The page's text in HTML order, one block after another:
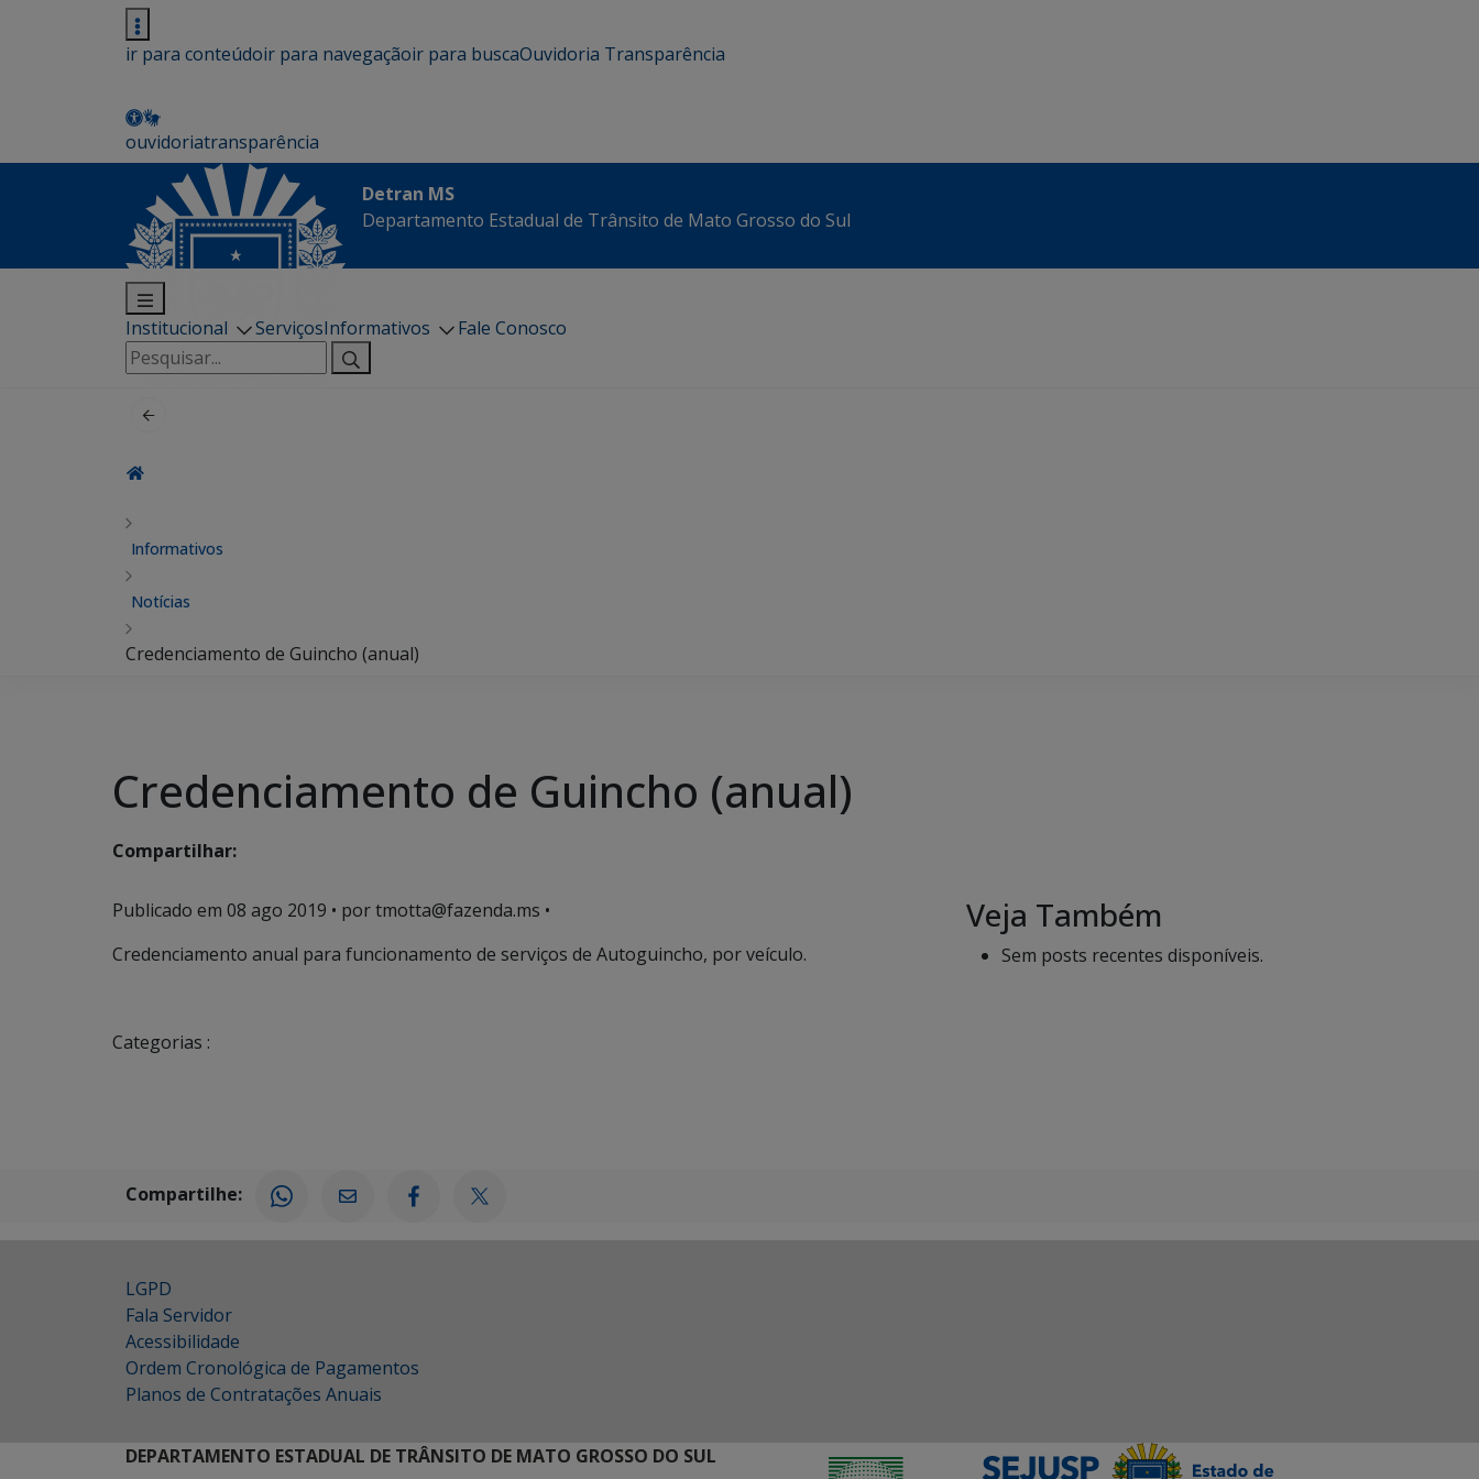
ir para conteúdoir para navegaçãoir para buscaOuvidoria Transparência
ouvidoriatransparência
Detran MS
Departamento Estadual de Trânsito de Mato Grosso do Sul
Institucional ServiçosInformativos
Fale Conosco
Pesquisar
por:
Informativos
Notícias
Credenciamento de Guincho (anual)
Credenciamento de Guincho (anual)
Compartilhar:
Publicado em 08 ago 2019 • por tmotta@fazenda.ms •
Credenciamento anual para funcionamento de serviços de Autoguincho, por veículo.
Categorias :
Veja Também
Sem posts recentes disponíveis.
Compartilhe:
LGPD
Fala Servidor
Acessibilidade
Ordem Cronológica de Pagamentos
Planos de Contratações Anuais
DEPARTAMENTO ESTADUAL DE TRÂNSITO DE MATO GROSSO DO SUL